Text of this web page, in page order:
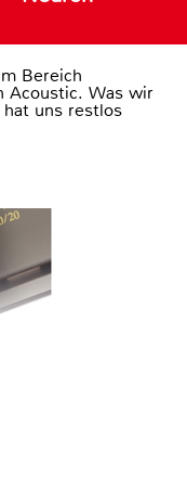
Bereich
Acoustic. Was wir
uns restlos